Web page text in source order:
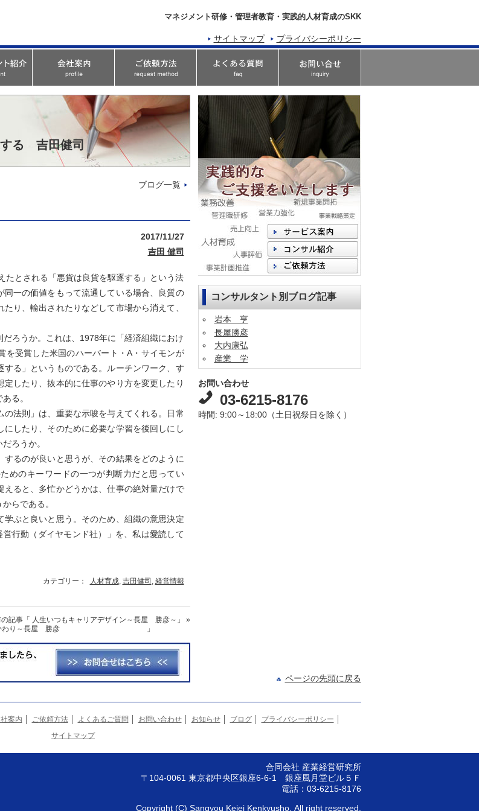
マネジメント研修・管理者教育・実践的人材育成のSKK
サイトマップ プライバシーポリシー
する 吉田健司
ブログ一覧
2017/11/27
吉田 健司
たとされる「悪貨は良貨を駆逐する」という法
一の価値をもって流通している場合、良質の
り、輸出されたりなどして市場から消えて、
ろうか。これは、1978年に「経済組織におけ
を受賞した米国のハーバート・A・サイモンが
る」というものである。ルーチンワーク、す
したり、抜本的に仕事のやり方を変更したり
る。
法則」は、重要な示唆を与えてくれる。日常
したり、そのために必要な学習を後回しにし
ろうか。
るのが良いと思うが、その結果をどのように
めのキーワードの一つが判断力だと思ってい
ると、多忙かどうかは、仕事の絶対量だけで
らである。
ぶと良いと思う。そのため、組織の意思決定
行動（ダイヤモンド社）」を、私は愛読して
カテゴリー： 人材育成, 吉田健司 , 経営情報
の記事「 人生いつもキャリアデザイン～長屋 勝彦～」
»
わり～長屋 勝彦 」
コンサルタント別ブログ記事
岩本 亨
長屋勝彦
大内康弘
産業 学
お問い合わせ
03-6215-8176
時間: 9:00～18:00（土日祝祭日を除く）
ページの先頭に戻る
案内 ご依頼方法 よくあるご質問 お問い合わせ お知らせ ブログ
プライバシーポリシー
サイトマップ
合同会社 産業経営研究所
〒104-0061 東京都中央区銀座6-6-1銀座風月堂ビル５Ｆ
電話：03-6215-8176
Copyright (C) Sangyou Keiei Kenkyusho. All right reserved.